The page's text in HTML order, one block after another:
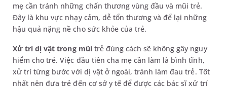
mẹ cần tránh những chấn thương vùng đầu và mũi trẻ.
Đây là khu vực nhạy cảm, dễ tổn thương và để lại những
hậu quả nặng nề cho sức khỏe của trẻ.
Xử trí dị vật trong mũi trẻ đúng cách sẽ không gây nguy
hiểm cho trẻ. Việc đầu tiên cha mẹ cần làm là bình tĩnh,
xử trí từng bước với dị vật ở ngoài, tránh làm đau trẻ. Tốt
nhất nên đưa trẻ đến cơ sở y tế để được các bác sĩ xử trí